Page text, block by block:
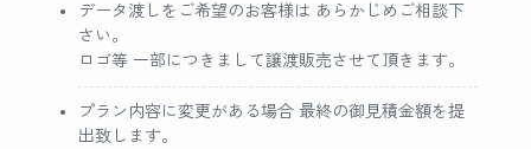
データ渡しをご希望のお客様は あらかじめご相談下
さい。
ロゴ等 一部につきまして譲渡販売させて頂きます。
プラン内容に変更がある場合 最終の御見積金額を提
出致します。